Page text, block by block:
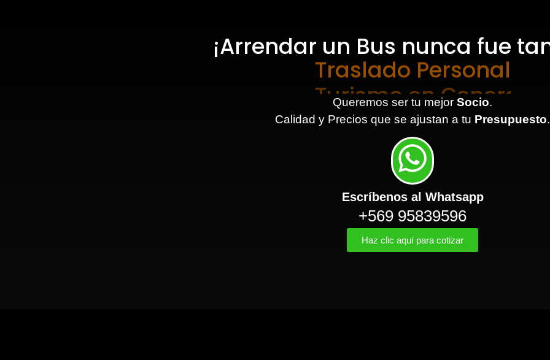
¡Arrendar un Bus nunca fue
Traslado Personal
Queremos ser tu mejor Socio.
Calidad y Precios que se ajustan a tu Presupuesto.
Escríbenos al Whatsapp
+569 95839596
Haz clic aquí para cotizar